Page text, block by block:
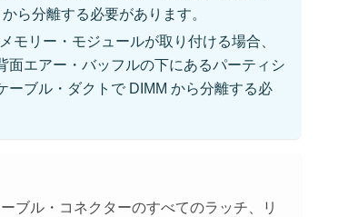
ら分離する必要があります。
モリー・モジュールが取り付ける場合、
面エアー・バッフルの下にあるパーティシ
ーブル・ダクトで DIMM から分離する必
ブル・コネクターのすべてのラッチ、リ